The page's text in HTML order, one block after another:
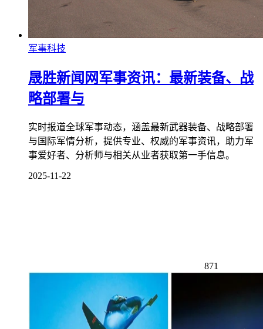
军事科技
晟胜新闻网军事资讯：最新装备、战
略部署与
实时报道全球军事动态，涵盖最新武器装备、战略部署
与国际军情分析，提供专业、权威的军事资讯，助力军
事爱好者、分析师与相关从业者获取第一手信息。
2025-11-22
871